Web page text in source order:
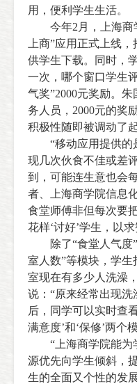
用，便利学生生活。
今年2月，上海
上商”应用正式上线
供学生下载。同时，
一次，哪个窗口学生
气奖”2000元奖励。
务人员，2000元的奖
积极性随即被调动了
“移动应用提供的
现几次伙食不佳或差
到，可能连生意也会
者、上海商学院信息
食堂师傅非但每次要
花样‘讨好’学生，以求
除了“食堂人气度
室人数”等模块，学
室现在有多少人洗澡
说：“原来经常出现
后，同学可以实时查
满意度’和‘保修’两个
“上海商学院能
源优先向学生倾斜，
生的全面又个性的发